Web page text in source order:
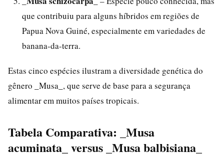
que contribuiu para alguns híbridos em regiões de
Papua Nova Guiné, especialmente em variedades de
banana-da-terra.
Estas cinco espécies ilustram a diversidade genética do
gênero _Musa_, que serve de base para a segurança
alimentar em muitos países tropicais.
Tabela Comparativa: _Musa
acuminata_ versus _Musa balbisiana_